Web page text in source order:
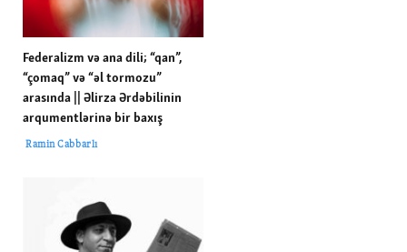
Federalizm və ana dili; “qan”,
“çomaq” və “əl tormozu”
arasında || Əlirza Ərdəbilinin
arqumentlərinə bir baxış
Ramin Cabbarlı